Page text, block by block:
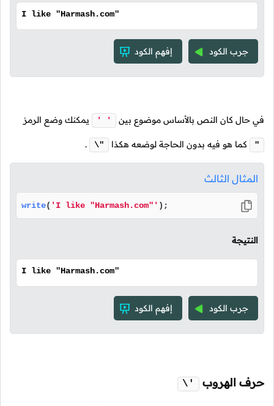
I like "Harmash.com"
جرب الكود إفهم الكود
في حال كان النص بالأساس موضوع بين ' ' يمكنك وضع الرمز
" كما هو فيه بدون الحاجة لوضعه هكذا \"
.
المثال الثالث
write( 'I like "Harmash.com"' );
النتيجة
I like "Harmash.com"
جرب الكود إفهم الكود
حرف الهروب \'